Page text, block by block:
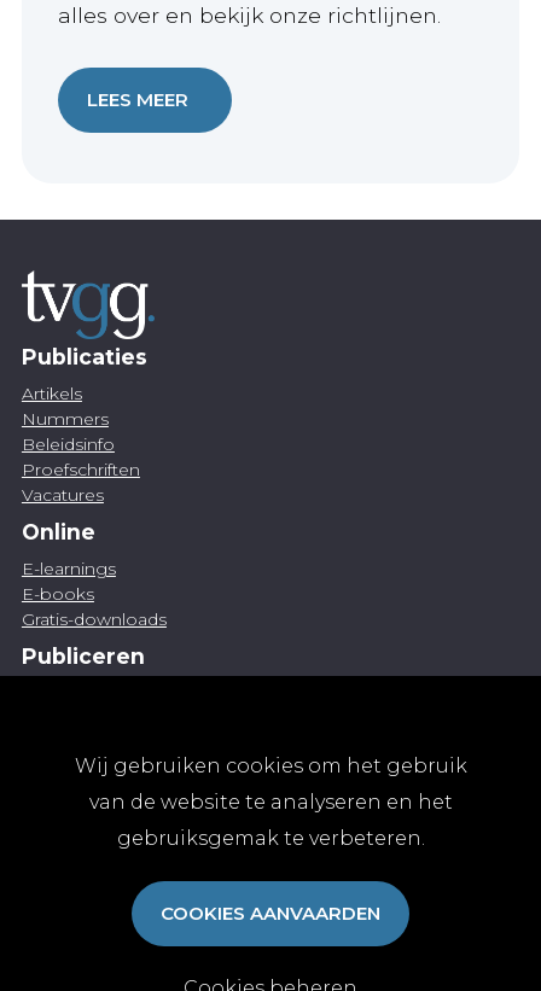
Wij gebruiken cookies om het gebruik
van de website te analyseren en het
gebruiksgemak te verbeteren.
COOKIES AANVAARDEN
alles over en bekijk onze richtlijnen.
LEES MEER
Publicaties
Artikels
Nummers
Beleidsinfo
Proefschriften
Vacatures
Online
E-learnings
E-books
Gratis-downloads
Publiceren
Abonnementen
Algemene abonnementsvoorwaarden